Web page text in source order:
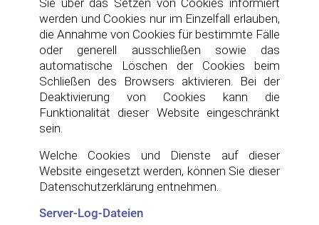
werden und Cookies nur im Einzelfall erlauben,
die Annahme von Cookies für bestimmte Fälle
oder generell ausschließen sowie das
automatische Löschen der Cookies beim
Schließen des Browsers aktivieren. Bei der
Deaktivierung von Cookies kann die
Funktionalität dieser Website eingeschränkt
sein.
Welche Cookies und Dienste auf dieser
Website eingesetzt werden, können Sie dieser
Datenschutzerklärung entnehmen.
Server-Log-Dateien